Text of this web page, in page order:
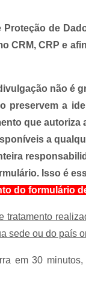
Proteção de
CRM, CRP e
não
preservem a
que autoriza
a
Isso é
do formulário
tratamento
sede ou do país
em 30